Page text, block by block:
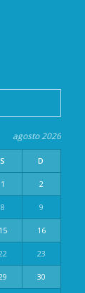
agosto 2026
S D
1 2
8 9
15 16
23
30